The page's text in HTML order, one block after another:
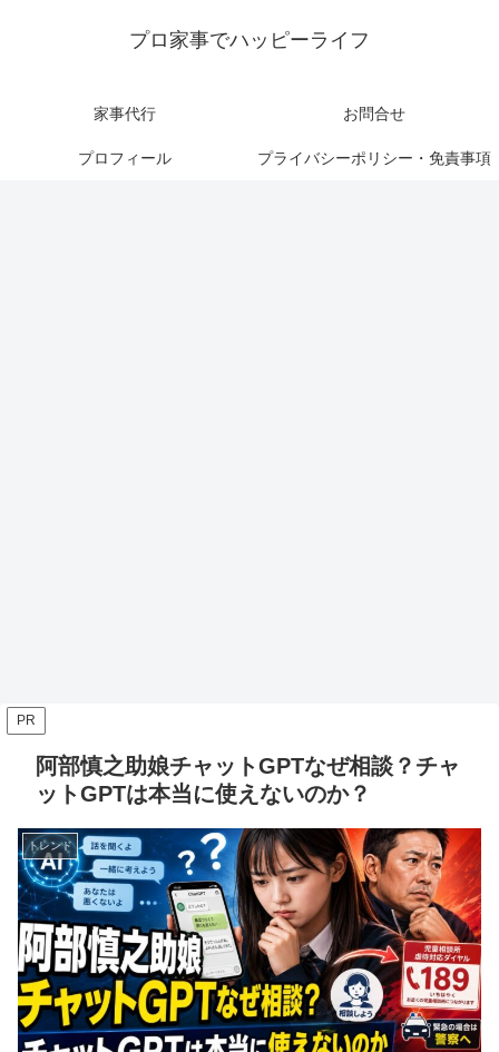
プロ家事でハッピーライフ
家事代行 お問合せ
プロフィール プライバシーポリシー・免責事項
PR
阿部慎之助娘チャットGPTなぜ相談？チャ
ットGPTは本当に使えないのか？
トレンド